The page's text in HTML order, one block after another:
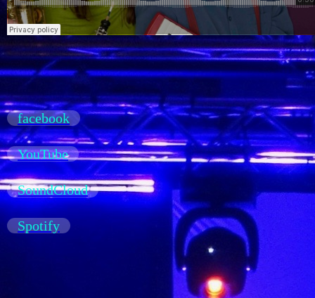
facebook
YouTube
SoundCloud
Spotify